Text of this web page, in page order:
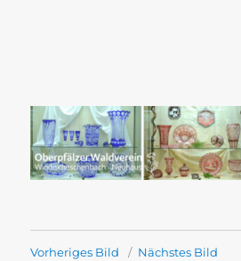
Vorheriges Bild Nächstes Bild